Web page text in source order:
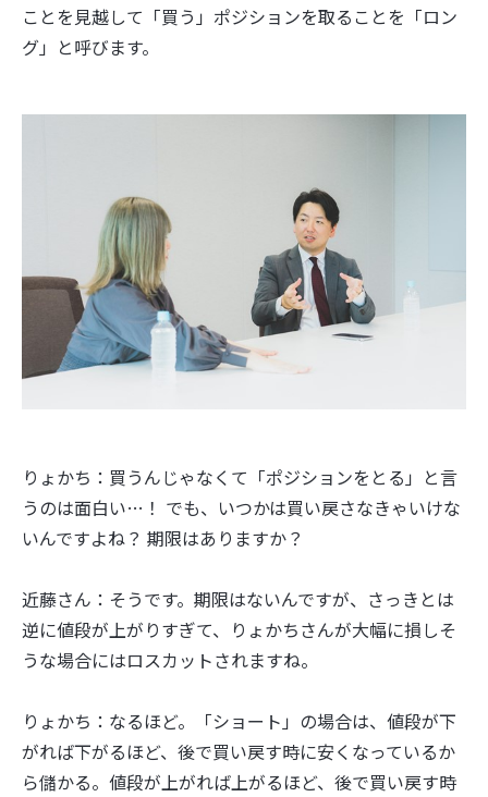
ことを見越して「買う」ポジションを取ることを「ロン
グ」と呼びます。
りょかち：買うんじゃなくて「ポジションをとる」と言
うのは面白い…！ でも、いつかは買い戻さなきゃいけな
いんですよね？ 期限はありますか？
近藤さん：そうです。期限はないんですが、さっきとは
逆に値段が上がりすぎて、りょかちさんが大幅に損しそ
うな場合にはロスカットされますね。
りょかち：なるほど。「ショート」の場合は、値段が下
がれば下がるほど、後で買い戻す時に安くなっているか
ら儲かる。値段が上がれば上がるほど、後で買い戻す時